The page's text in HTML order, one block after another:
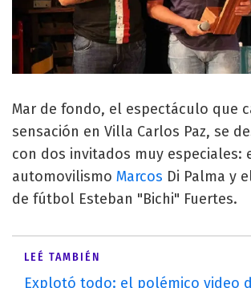
Mar de fondo, el espectáculo que
sensación en Villa Carlos Paz, se
con dos invitados muy especiales:
automovilismo Marcos Di Palma y
de fútbol Esteban "Bichi" Fuertes.
LEÉ TAMBIÉN
Explotó todo: el polémico video